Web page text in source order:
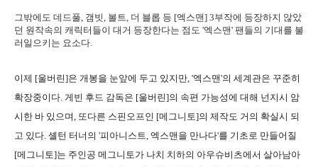
그밖에도 데드풀, 갬빗, 볼트, 더 블롭 등 [엑스맨] 3부작에 등장하지 않았
던 원작속의 캐릭터들이 대거 등장한다는 점도 '엑스맨' 팬들의 기대를 불
러일으키는 요소다.
이제 [울버린]은 개봉을 눈앞에 두고 있지만, '엑스맨'의 세계관은 꾸준히
확장중이다. 게빈 후드 감독은 [울버린]의 속편 가능성에 대해 넌지시 암
시한 바 있으며, 또다른 스핀오프인 [메그니토]의 제작도 거의 확실시 되
고 있다. 셸턴 터너의 '피아니스트, 엑스맨을 만나다'를 기초로 만들어질
[메그니토]는 주인공 메그니토가 나치 치하의 아우슈비츠에서 살아남아